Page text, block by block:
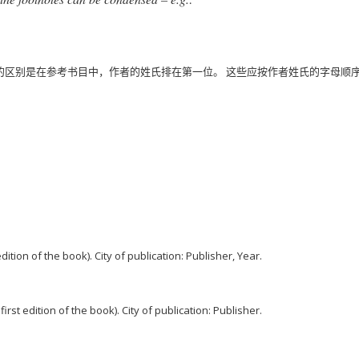
别是在参考书目中，作者的姓氏排在第一位。 这些应按作者姓氏的字母顺
of the book). City of publication: Publisher, Year.
edition of the book). City of publication: Publisher.